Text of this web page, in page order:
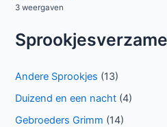
3 weergaven
Andere Sprookjes (13)
Duizend en een nacht (4)
Gebroeders Grimm (14)